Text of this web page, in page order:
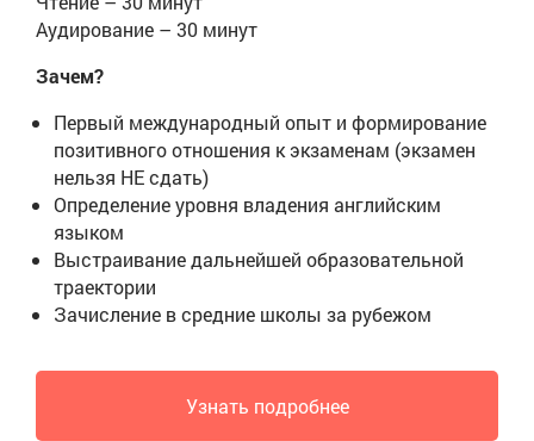
Аудирование – 30 минут
Зачем?
Первый международный опыт и формирование
позитивного отношения к экзаменам (экзамен
нельзя НЕ сдать)
Определение уровня владения английским
языком
Выстраивание дальнейшей образовательной
траектории
Зачисление в средние школы за рубежом
Узнать подробнее